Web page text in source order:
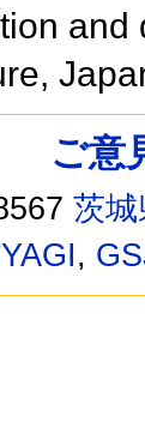
and
ご意
茨
,